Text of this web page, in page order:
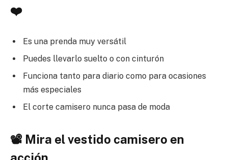
❤️
Es una prenda muy versátil
Puedes llevarlo suelto o con cinturón
Funciona tanto para diario como para ocasiones
más especiales
El corte camisero nunca pasa de moda
📽️ Mira el vestido camisero en